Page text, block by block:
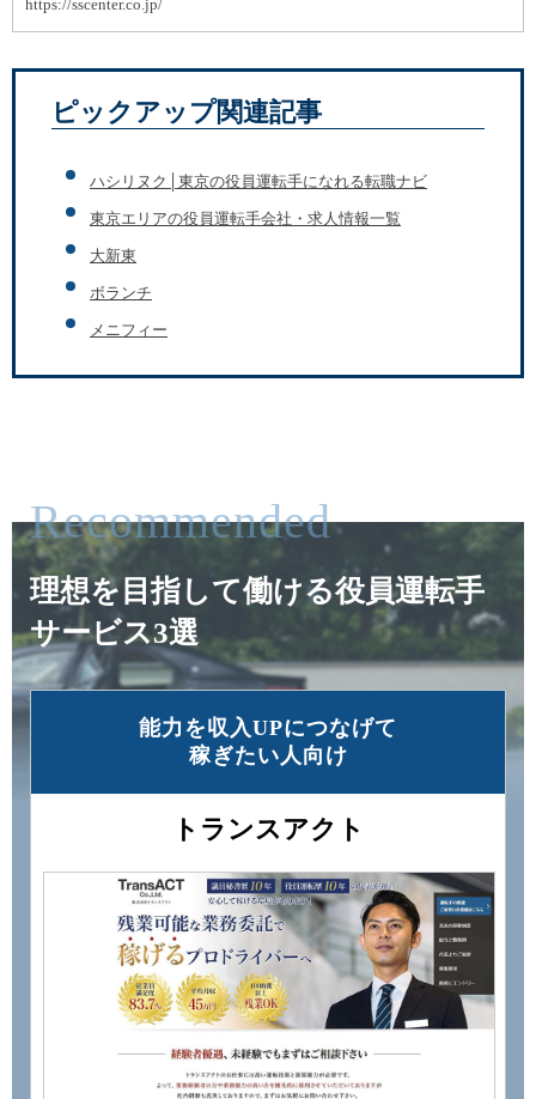
https://sscenter.co.jp/
ピックアップ関連記事
ハシリヌク│東京の役員運転手になれる転職ナビ
東京エリアの役員運転手会社・求人情報一覧
大新東
ボランチ
メニフィー
Recommended
理想を目指して働ける役員運転手
サービス3選
能力を収⼊UPにつなげて
稼ぎたい⼈向け
トランスアクト